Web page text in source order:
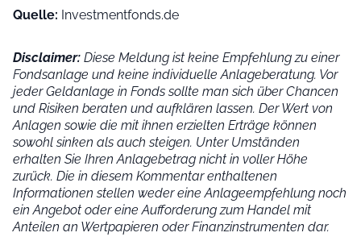
Quelle: Investmentfonds.de
Disclaimer: Diese Meldung ist keine Empfehlung zu einer
Fondsanlage und keine individuelle Anlageberatung. Vor
jeder Geldanlage in Fonds sollte man sich über Chancen
und Risiken beraten und aufklären lassen. Der Wert von
Anlagen sowie die mit ihnen erzielten Erträge können
sowohl sinken als auch steigen. Unter Umständen
erhalten Sie Ihren Anlagebetrag nicht in voller Höhe
zurück. Die in diesem Kommentar enthaltenen
Informationen stellen weder eine Anlageempfehlung noch
ein Angebot oder eine Aufforderung zum Handel mit
Anteilen an Wertpapieren oder Finanzinstrumenten dar.